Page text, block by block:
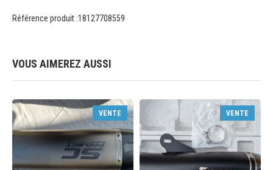
Référence produit :18127708559
VOUS AIMEREZ AUSSI
VENTE VENTE